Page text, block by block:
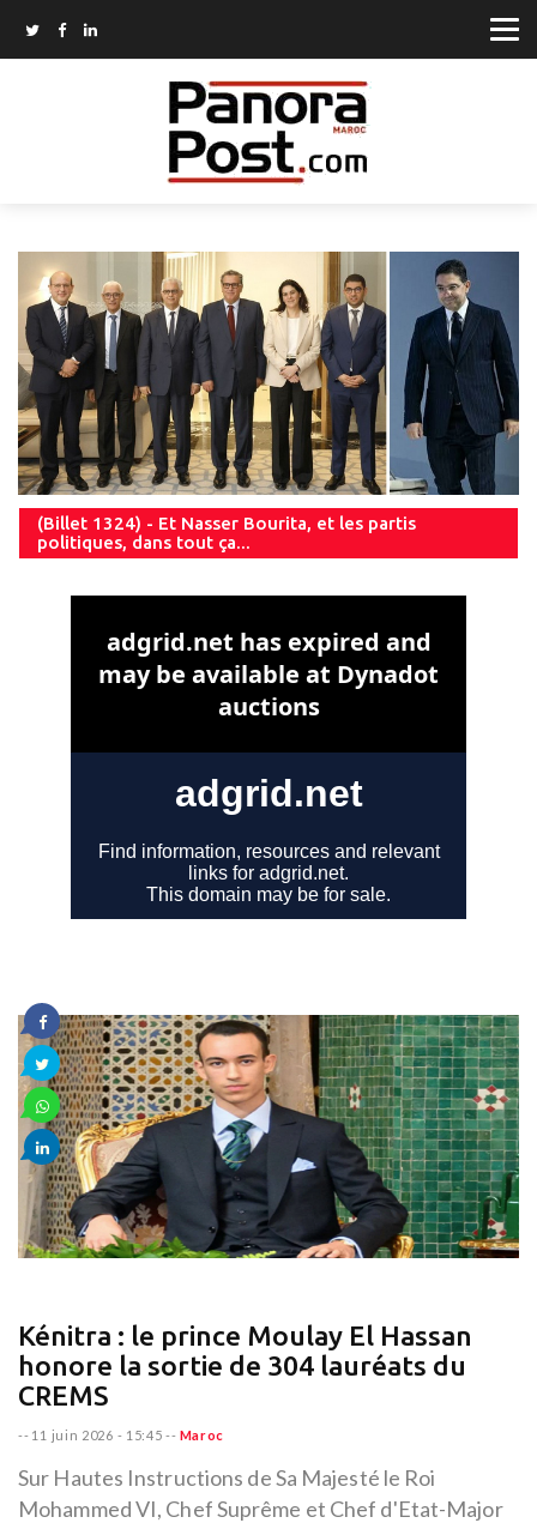
(Billet 1324) - Et Nasser Bourita, et les partis
politiques, dans tout ça...
Kénitra : le prince Moulay El Hassan
honore la sortie de 304 lauréats du
CREMS
-- 11 juin 2026 - 15:45 -- Maroc
Sur Hautes Instructions de Sa Majesté le Roi
Mohammed VI, Chef Suprême et Chef d'Etat-Major